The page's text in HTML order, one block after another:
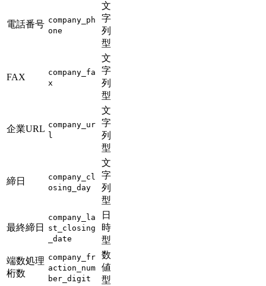
電話番号 company_ph
one
文
字
列
型
FAX
company_fa
x
文
字
列
型
企業URL company_ur
l
文
字
列
型
締日
company_cl
osing_day
文
字
列
型
最終締日
company_la
st_closing
_date
日
時
型
端数処理
桁数
company_fr
action_num
ber_digit
数
値
型